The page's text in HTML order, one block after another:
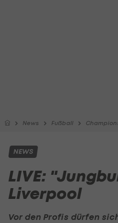
News Fußball
NEWS
LIVE:
Liverpool
Vor den Profis dürfen